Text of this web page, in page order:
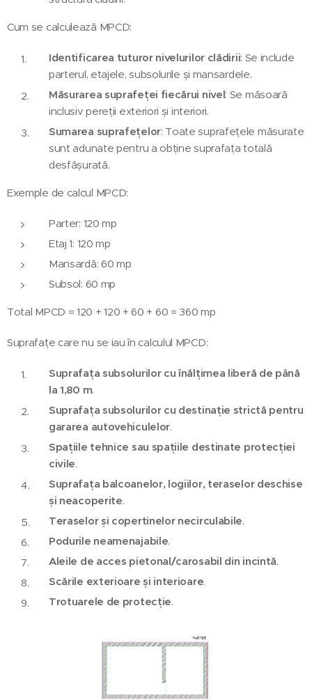
Cum se calculează MPCD:
Identificarea tuturor nivelurilor clădirii: Se include
parterul, etajele, subsolurile și mansardele.
Măsurarea suprafeței fiecărui nivel: Se măsoară
inclusiv pereții exteriori și interiori.
Sumarea suprafețelor: Toate suprafețele măsurate
sunt adunate pentru a obține suprafața totală
desfășurată.
Exemple de calcul MPCD:
Parter: 120 mp
Etaj 1: 120 mp
Mansardă: 60 mp
Subsol: 60 mp
Total MPCD = 120 + 120 + 60 + 60 = 360 mp
Suprafațe care nu se iau în calculul MPCD:
Suprafața subsolurilor cu înălțimea liberă de până
la 1,80 m.
Suprafața subsolurilor cu destinație strictă pentru
gararea autovehiculelor.
Spațiile tehnice sau spațiile destinate protecției
civile.
Suprafața balcoanelor, logiilor, teraselor deschise
și neacoperite.
Teraselor și copertinelor necirculabile.
Podurile neamenajabile.
Aleile de acces pietonal/carosabil din incintă.
Scările exterioare și interioare.
Trotuarele de protecție.